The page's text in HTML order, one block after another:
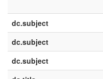
dc.subject
dc.subject
dc.subject